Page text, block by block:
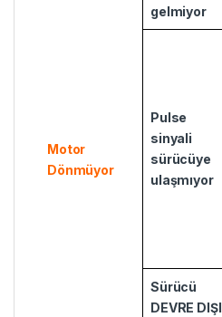
Motor
Dönmüyor
gelmiyor
Pulse
sinyali
sürücüye
ulaşmıyor
Sürücü
DEVRE DIŞI